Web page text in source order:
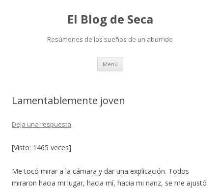
El Blog de Seca
Resúmenes de los sueños de un aburrido
Menú Ir
contenido
Lamentablemente joven
Deja una respuesta
[Visto: 1465 veces]
Me tocó mirar a la cámara y dar una explicación. Todos
miraron hacia mi lugar, hacia mí, hacia mi nariz, se me ajustó